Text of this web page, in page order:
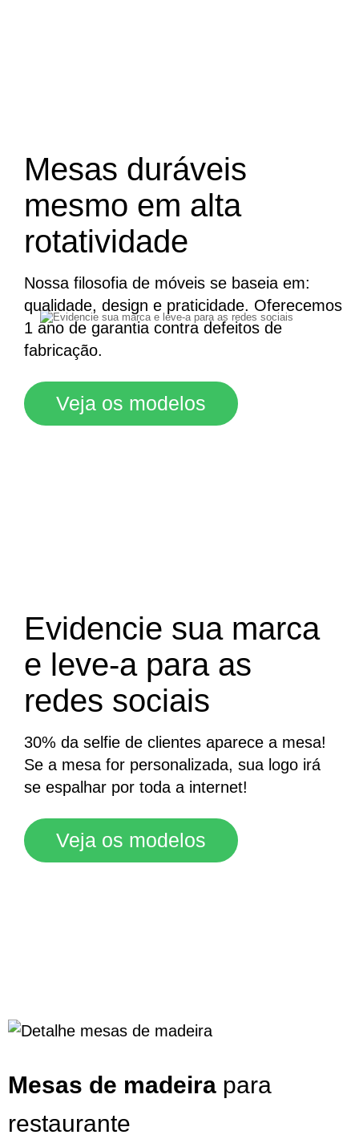
Mesas duráveis
mesmo em alta
rotatividade
Nossa filosofia de móveis se baseia em:
qualidade, design e praticidade. Oferecemos
1 ano de garantia contra defeitos de
fabricação.
Veja os modelos
Evidencie sua marca
e leve-a para as
redes sociais
30% da selfie de clientes aparece a mesa!
Se a mesa for personalizada, sua logo irá
se espalhar por toda a internet!
Veja os modelos
Mesas de madeira para
restaurante